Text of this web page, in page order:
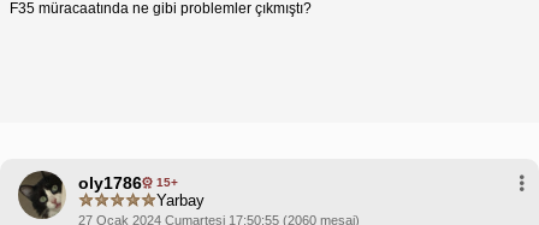
F35 müracaatında ne gibi problemler çıkmıştı?
oly1786 15+
Yarbay
27 Ocak 2024 Cumartesi 17:50:55 (2060 mesaj)